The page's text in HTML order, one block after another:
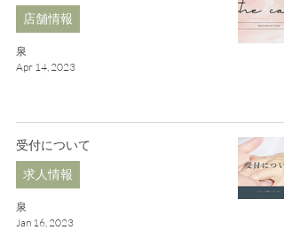
店舗情報
泉
Apr 14, 2023
受付について
求人情報
泉
Jan 16, 2023